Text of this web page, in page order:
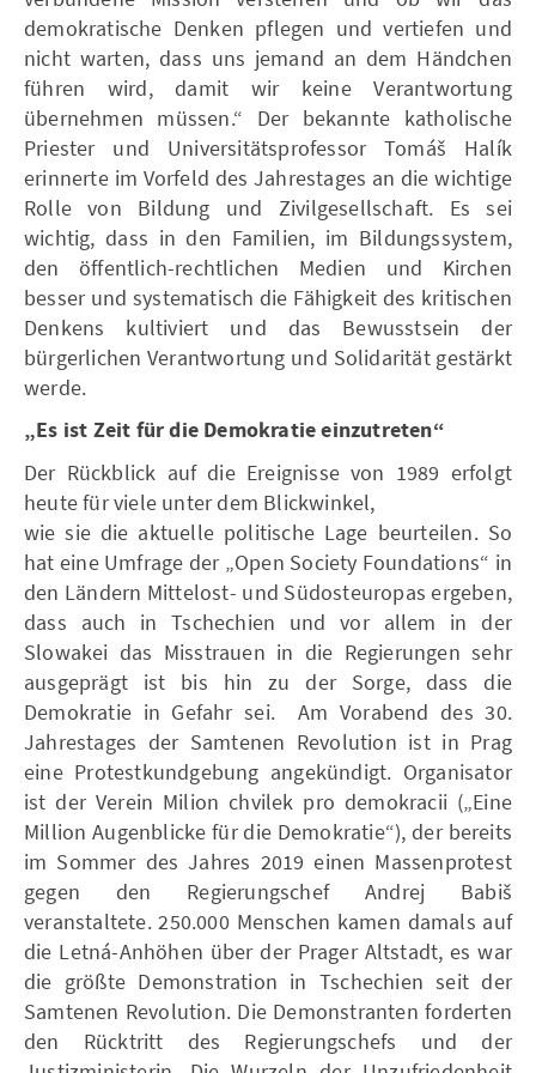
demokratische Denken pflegen und vertiefen und
nicht warten, dass uns jemand an dem Händchen
führen wird, damit wir keine Verantwortung
übernehmen müssen.“ Der bekannte katholische
Priester und Universitätsprofessor Tomáš Halík
erinnerte im Vorfeld des Jahrestages an die wichtige
Rolle von Bildung und Zivilgesellschaft. Es sei
wichtig, dass in den Familien, im Bildungssystem,
den öffentlich-rechtlichen Medien und Kirchen
besser und systematisch die Fähigkeit des kritischen
Denkens kultiviert und das Bewusstsein der
bürgerlichen Verantwortung und Solidarität gestärkt
werde.
„Es ist Zeit für die Demokratie einzutreten“
Der Rückblick auf die Ereignisse von 1989 erfolgt
heute für viele unter dem Blickwinkel,
wie sie die aktuelle politische Lage beurteilen. So
hat eine Umfrage der „Open Society Foundations“ in
den Ländern Mittelost- und Südosteuropas ergeben,
dass auch in Tschechien und vor allem in der
Slowakei das Misstrauen in die Regierungen sehr
ausgeprägt ist bis hin zu der Sorge, dass die
Demokratie in Gefahr sei. Am Vorabend des 30.
Jahrestages der Samtenen Revolution ist in Prag
eine Protestkundgebung angekündigt. Organisator
ist der Verein Milion chvilek pro demokracii („Eine
Million Augenblicke für die Demokratie“), der bereits
im Sommer des Jahres 2019 einen Massenprotest
gegen den Regierungschef Andrej Babiš
veranstaltete. 250.000 Menschen kamen damals auf
die Letná-Anhöhen über der Prager Altstadt, es war
die größte Demonstration in Tschechien seit der
Samtenen Revolution. Die Demonstranten forderten
den Rücktritt des Regierungschefs und der